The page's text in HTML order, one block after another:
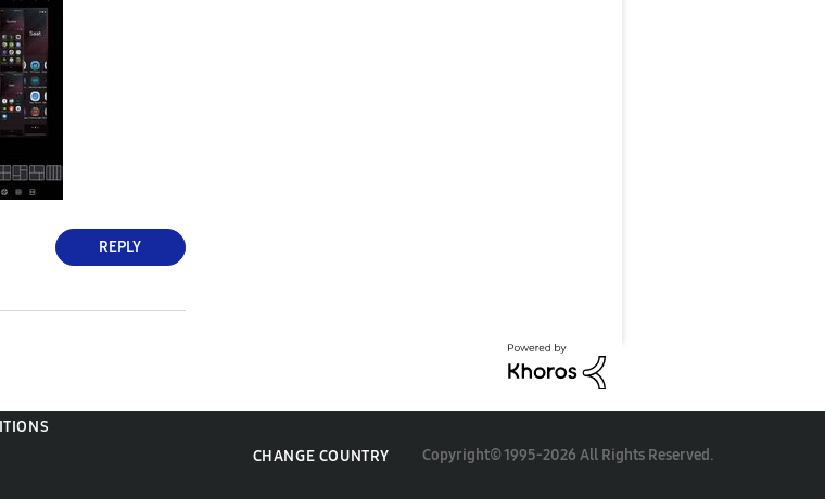
REPLY
CHANGE COUNTRY Copyright© 1995-2026 All Rights Reserved.